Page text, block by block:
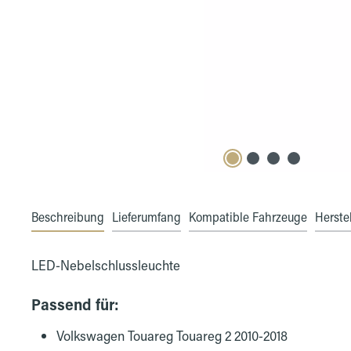
Beschreibung Lieferumfang Kompatible Fahrzeuge
LED-Nebelschlussleuchte
Passend für:
Volkswagen Touareg Touareg 2 2010-2018